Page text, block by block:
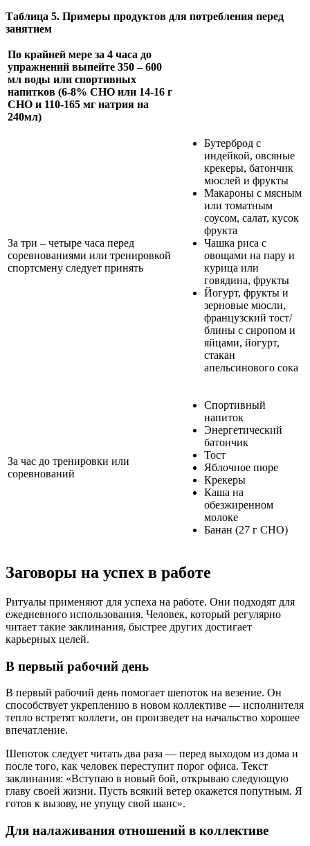
Таблица 5. Примеры продуктов для потребления перед
занятием
По крайней мере за 4 часа до
упражнений выпейте 350 – 600
мл воды или спортивных
напитков (6-8% СНО или 14-16 г
СНО и 110-165 мг натрия на
240мл)
За три – четыре часа перед
соревнованиями или тренировкой
спортсмену следует принять
Бутерброд с
индейкой, овсяные
крекеры, батончик
мюслей и фрукты
Макароны с мясным
или томатным
соусом, салат, кусок
фрукта
Чашка риса с
овощами на пару и
курица или
говядина, фрукты
Йогурт, фрукты и
зерновые мюсли,
французский тост/
блины с сиропом и
яйцами, йогурт,
стакан
апельсинового сока
За час до тренировки или
соревнований
Спортивный
напиток
Энергетический
батончик
Тост
Яблочное пюре
Крекеры
Каша на
обезжиренном
молоке
Банан (27 г СНО)
Заговоры на успех в работе
Ритуалы применяют для успеха на работе. Они подходят для
ежедневного использования. Человек, который регулярно
читает такие заклинания, быстрее других достигает
карьерных целей.
В первый рабочий день
В первый рабочий день помогает шепоток на везение. Он
способствует укреплению в новом коллективе — исполнителя
тепло встретят коллеги, он произведет на начальство хорошее
впечатление.
Шепоток следует читать два раза — перед выходом из дома и
после того, как человек переступит порог офиса. Текст
заклинания: «Вступаю в новый бой, открываю следующую
главу своей жизни. Пусть всякий ветер окажется попутным. Я
готов к вызову, не упущу свой шанс».
Для налаживания отношений в коллективе